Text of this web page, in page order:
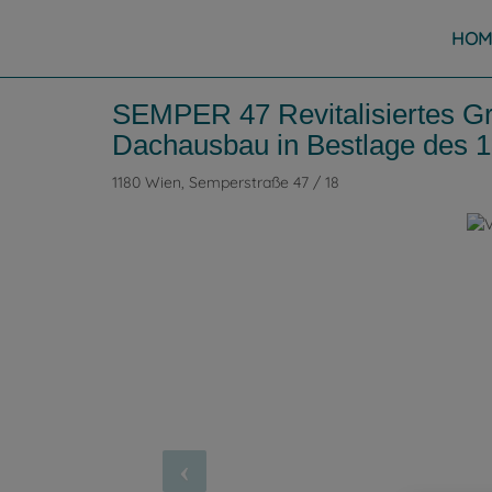
SEMPER 47 Revitalisiertes
Dachausbau in Bestlage des
1180 Wien, Semperstraße 47 / 18